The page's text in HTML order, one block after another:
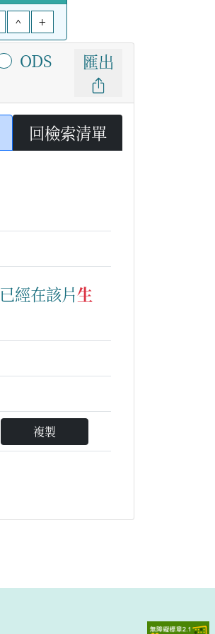
^ +
ODS 匯出
回檢索清單
已經在該片生
複製